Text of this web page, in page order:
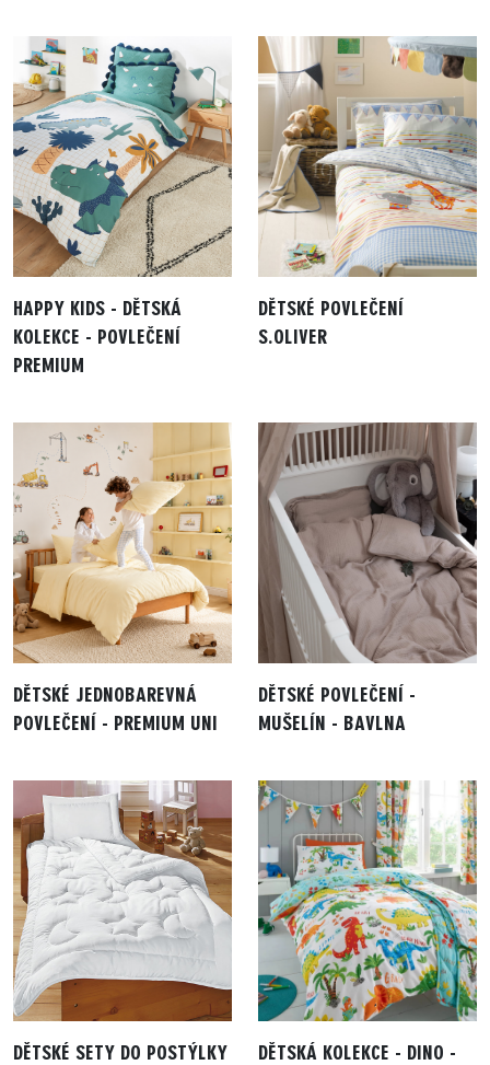
HAPPY KIDS - DĚTSKÁ
KOLEKCE - POVLEČENÍ
PREMIUM
DĚTSKÉ POVLEČENÍ
S.OLIVER
DĚTSKÉ JEDNOBAREVNÁ
POVLEČENÍ - PREMIUM UNI
DĚTSKÉ POVLEČENÍ -
MUŠELÍN - BAVLNA
DĚTSKÉ SETY DO POSTÝLKY
DĚTSKÁ KOLEKCE - DINO -